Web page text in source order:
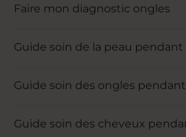
Faire mon diagnostic ongles
Guide soin de la peau
Guide soin des ongles
Guide soin des cheveux